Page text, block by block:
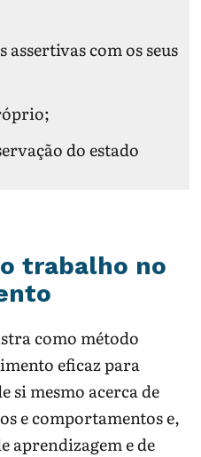
assertivas com os seus
do estado
trabalho no
como método
eficaz para
si mesmo acerca de
e comportamentos e,
aprendizagem e de